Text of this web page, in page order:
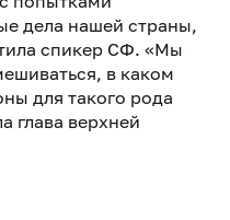
дела нашей страны,
спикер СФ. «Мы
в каком
для такого рода
глава верхней